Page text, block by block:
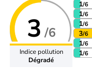
3 /6
Indice pollution
Dégradé
1/6
1/6
1/6
3/6
1/6
1/6